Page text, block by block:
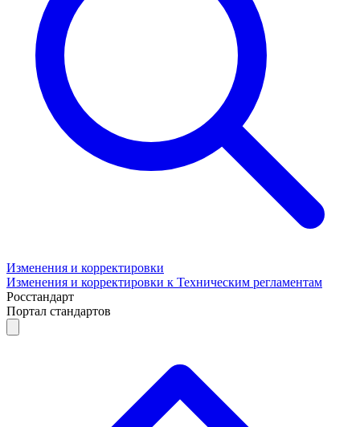
Изменения и корректировки
Изменения и корректировки к Техническим регламентам
Росстандарт
Портал стандартов